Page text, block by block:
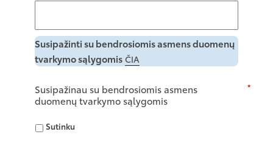
Susipažinti su bendrosiomis asmens duomenų
tvarkymo sąlygomis ČIA
Susipažinau su bendrosiomis asmens
duomenų tvarkymo sąlygomis
*
Sutinku